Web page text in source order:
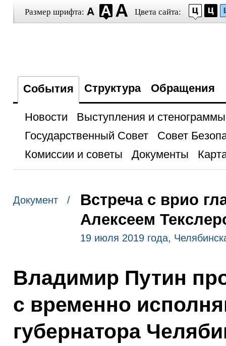
Размер шрифта: Цвета сайта:
События Структура Обращения
Новости
Выступления и стенограммы
Государственный Совет
Совет
Комиссии и советы
Документы
Документ /
Встреча с врио
Алексеем
19 июля 2019 года,
Владимир Путин
с временно
губернатора